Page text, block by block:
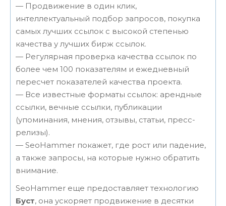
— Продвижение в один клик,
интеллектуальный подбор запросов, покупка
самых лучших ссылок с высокой степенью
качества у лучших бирж ссылок.
— Регулярная проверка качества ссылок по
более чем 100 показателям и ежедневный
пересчет показателей качества проекта.
— Все известные форматы ссылок: арендные
ссылки, вечные ссылки, публикации
(упоминания, мнения, отзывы, статьи, пресс-
релизы).
— SeoHammer покажет, где рост или падение,
а также запросы, на которые нужно обратить
внимание.
SeoHammer еще предоставляет технологию
Буст, она ускоряет продвижение в десятки